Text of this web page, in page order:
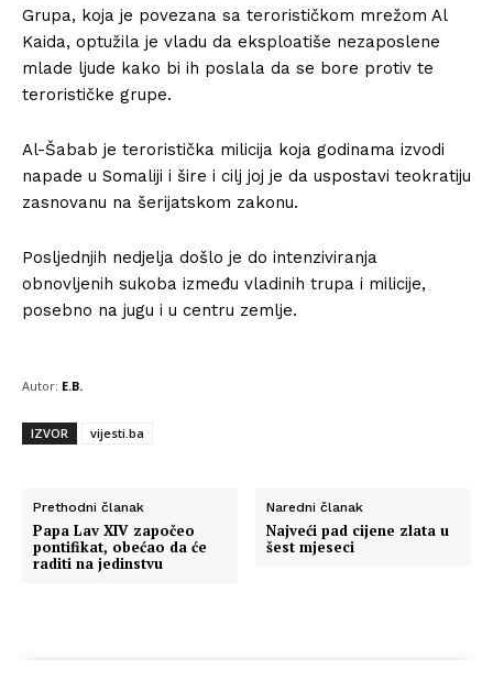
Grupa, koja je povezana sa terorističkom mrežom Al
Kaida, optužila je vladu da eksploatiše nezaposlene
mlade ljude kako bi ih poslala da se bore protiv te
terorističke grupe.
Al-Šabab je teroristička milicija koja godinama izvodi
napade u Somaliji i šire i cilj joj je da uspostavi teokratiju
zasnovanu na šerijatskom zakonu.
Posljednjih nedjelja došlo je do intenziviranja
obnovljenih sukoba između vladinih trupa i milicije,
posebno na jugu i u centru zemlje.
Autor: E.B.
IZVOR vijesti.ba
Prethodni članak
Papa Lav XIV započeo
pontifikat, obećao da će
raditi na jedinstvu
Naredni članak
Najveći pad cijene zlata u
šest mjeseci